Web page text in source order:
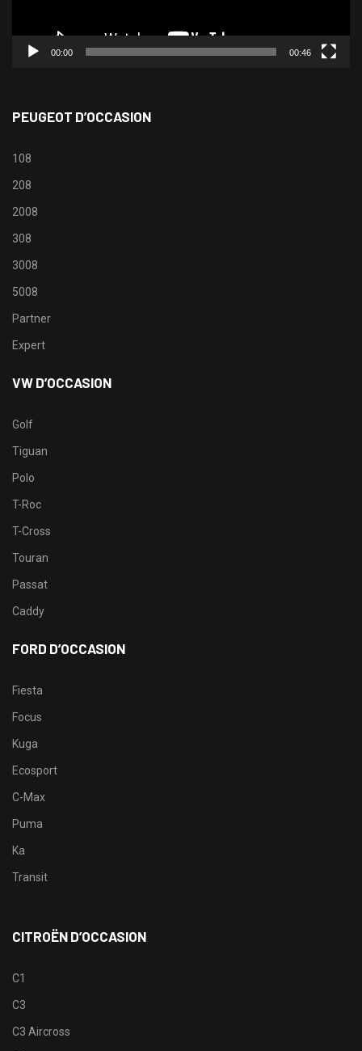
00:00 00:46
PEUGEOT D’OCCASION
108
208
2008
308
3008
5008
Partner
Expert
VW D’OCCASION
Golf
Tiguan
Polo
T-Roc
T-Cross
Touran
Passat
Caddy
FORD D’OCCASION
Fiesta
Focus
Kuga
Ecosport
C-Max
Puma
Ka
Transit
CITROËN D’OCCASION
C1
C3
C3 Aircross